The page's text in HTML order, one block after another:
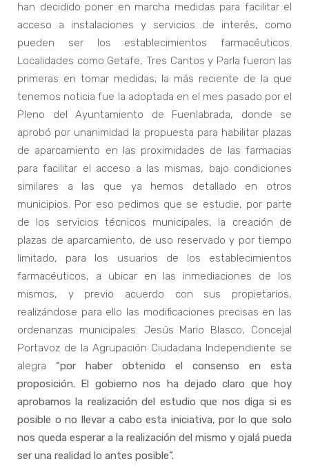
han decidido poner en marcha medidas para facilitar el
acceso a instalaciones y servicios de interés, como
pueden ser los establecimientos farmacéuticos.
Localidades como Getafe, Tres Cantos y Parla fueron las
primeras en tomar medidas; la más reciente de la que
tenemos noticia fue la adoptada en el mes pasado por el
Pleno del Ayuntamiento de Fuenlabrada, donde se
aprobó por unanimidad la propuesta para habilitar plazas
de aparcamiento en las proximidades de las farmacias
para facilitar el acceso a las mismas, bajo condiciones
similares a las que ya hemos detallado en otros
municipios. Por eso pedimos que se estudie, por parte
de los servicios técnicos municipales, la creación de
plazas de aparcamiento, de uso reservado y por tiempo
limitado, para los usuarios de los establecimientos
farmacéuticos, a ubicar en las inmediaciones de los
mismos, y previo acuerdo con sus propietarios,
realizándose para ello las modificaciones precisas en las
ordenanzas municipales. Jesús Mario Blasco, Concejal
Portavoz de la Agrupación Ciudadana Independiente se
alegra “por haber obtenido el consenso en esta
proposición. El gobierno nos ha dejado claro que hoy
aprobamos la realización del estudio que nos diga si es
posible o no llevar a cabo esta iniciativa, por lo que solo
nos queda esperar a la realización del mismo y ojalá pueda
ser una realidad lo antes posible”.